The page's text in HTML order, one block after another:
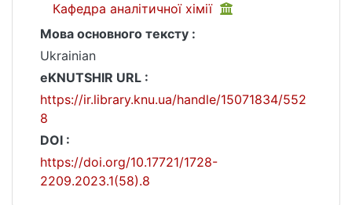
Кафедра аналітичної хімії
Мова основного тексту :
Ukrainian
eKNUTSHIR URL :
https://ir.library.knu.ua/handle/15071834/552
8
DOI :
https://doi.org/10.17721/1728-
2209.2023.1(58).8